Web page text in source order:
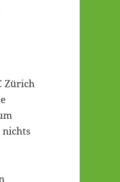
Zürich
nichts